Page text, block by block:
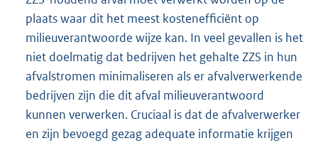
plaats waar dit het meest kostenefficiënt op
milieuverantwoorde wijze kan. In veel gevallen is het
niet doelmatig dat bedrijven het gehalte ZZS in hun
afvalstromen minimaliseren als er afvalverwerkende
bedrijven zijn die dit afval milieuverantwoord
kunnen verwerken. Cruciaal is dat de afvalverwerker
en zijn bevoegd gezag adequate informatie krijgen